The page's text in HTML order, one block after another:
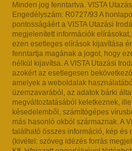
Minden jog fenntartva. VISTA
Engedélyszám: R0727/93 A
pontosságáért a VISTA Utazási
megjelenített információk
ezen esetleges elírások kijavítása
fenntartja magának a jogot, hogy
nélkül kijavítsa. A VISTA Utazási
azokért az esetlegesen
amelyek a weboldalak
üzemzavarából, az adatok bárki
megváltoztatásából keletkeznek,
késedelemből, számítógépes
más hasonló okból származnak. A
található összes információ, kép
(kivétel: szöveg idézés forrás